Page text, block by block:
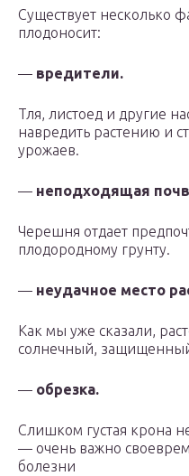
Существует несколько
плодоносит:
— вредители.
Тля, листоед и другие
навредить растению и
урожаев.
— неподходящая
Черешня отдает
плодородному грунту.
— неудачное место
Как мы уже сказали,
солнечный, защищенный
— обрезка.
Слишком густая крона
— очень важно
болезни